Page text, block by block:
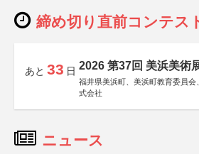
締め切り直前コンテス
あと 33 日 2026 第37回 美浜美術
福井県美浜町、美浜町教育委員
式会社
ニュース